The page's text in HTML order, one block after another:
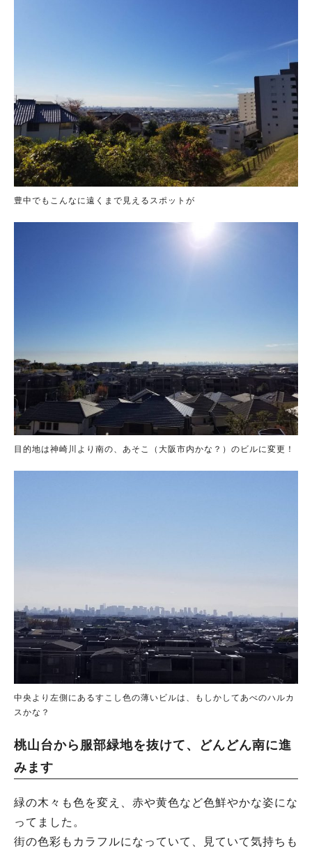
豊中でもこんなに遠くまで見えるスポットが
目的地は神崎川より南の、あそこ（大阪市内かな？）のビルに変更！
中央より左側にあるすこし色の薄いビルは、もしかしてあべのハルカ
スかな？
桃山台から服部緑地を抜けて、どんどん南に進
みます
緑の木々も色を変え、赤や黄色など色鮮やかな姿にな
ってました。
街の色彩もカラフルになっていて、見ていて気持ちも